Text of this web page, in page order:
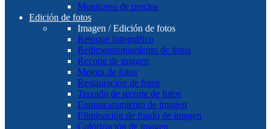
Monitoreo de precios
Edición de fotos
Imagen / Edición de fotos
Retoque fotográfico
Redimensionamiento de fotos
Recorte de imagen
Mejora de fotos
Restauración de fotos
Trazado de recorte de fotos
Enmascaramiento de imagen
Eliminación de fondo de imagen
Colorización de imagen